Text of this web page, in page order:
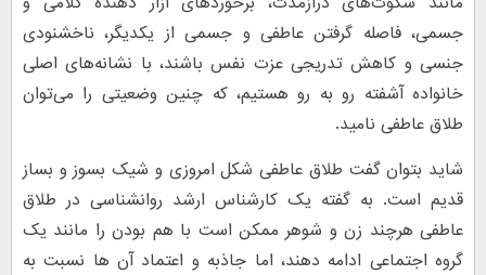
جسمی، فاصله گرفتن عاطفی و جسمی از یکدیگر، ناخشنودی
جنسی و کاهش تدریجی عزت نفس باشند، با نشانه‌های اصلی
خانواده آشفته رو به رو هستیم، که چنین وضعیتی را می‌توان
طلاق عاطفی نامید.
شاید بتوان گفت طلاق عاطفی شکل امروزی و شیک بسوز و بساز
قدیم است. به گفته یک کارشناس ارشد روانشناسی در طلاق
عاطفی هرچند زن و شوهر ممکن است با هم بودن را مانند یک
گروه اجتماعی ادامه دهند، اما جاذبه و اعتماد آن ها نسبت به